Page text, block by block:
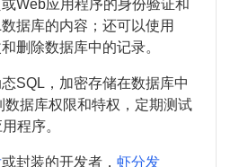
Web应用程序的身份验证和
数据库的内容；还可以使用
删除数据库中的记录。
SQL，加密存储在数据库中
数据库权限和特权，定期测试
程序。
或封装的开发者， 虾分发